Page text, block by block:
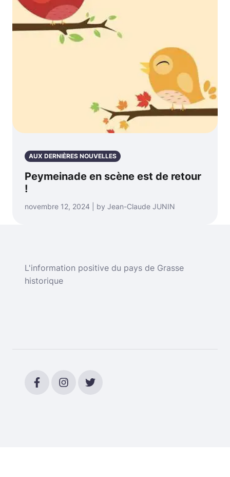
AUX DERNIÈRES NOUVELLES
Peymeinade en scène est de retour
!
novembre 12, 2024 | by Jean-Claude JUNIN
L'information positive du pays de Grasse
historique